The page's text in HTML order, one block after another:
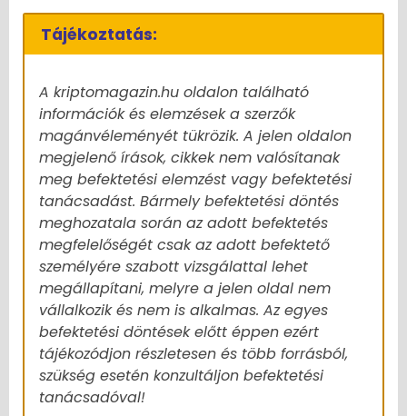
Tájékoztatás:
A kriptomagazin.hu oldalon található
információk és elemzések a szerzők
magánvéleményét tükrözik. A jelen oldalon
megjelenő írások, cikkek nem valósítanak
meg befektetési elemzést vagy befektetési
tanácsadást. Bármely befektetési döntés
meghozatala során az adott befektetés
megfelelőségét csak az adott befektető
személyére szabott vizsgálattal lehet
megállapítani, melyre a jelen oldal nem
vállalkozik és nem is alkalmas. Az egyes
befektetési döntések előtt éppen ezért
tájékozódjon részletesen és több forrásból,
szükség esetén konzultáljon befektetési
tanácsadóval!